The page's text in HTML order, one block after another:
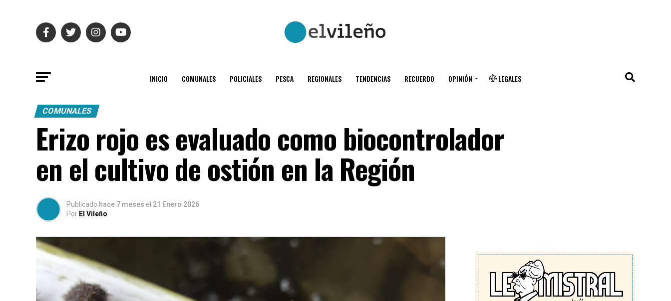
INICIO COMUNALES POLICIALES PESCA REGIONALES TENDENCIAS RECUERDO OPINIÓN LEGALES
COMUNALES
Erizo rojo es evaluado como biocontrolador
en el cultivo de ostión en la Región
Publicado hace 7 meses el 21 Enero 2026
Por El Vileño